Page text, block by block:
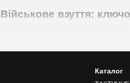
Військове взуття:
час тривалих походів або носіння
Каталог